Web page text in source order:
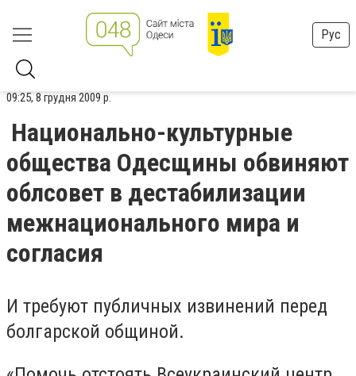
Рус
09:25, 8 грудня 2009 р.
Национально-культурные
общества Одесщины обвиняют
облсовет в дестабилизации
межнационального мира и
согласия
И требуют публичных извинений перед
болгарской общиной.